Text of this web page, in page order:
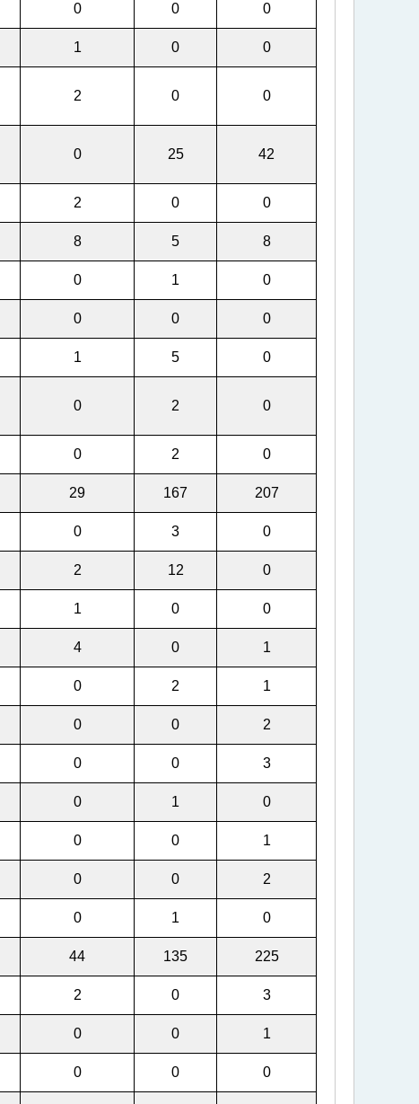
0 0 0
1 0 0
2 0 0
0 25 42
2 0 0
8 5 8
0 1 0
0 0 0
1 5 0
0 2 0
0 2 0
29 167 207
0 3 0
2 12 0
1 0 0
4 0 1
0 2 1
0 0 2
0 0 3
0 1 0
0 0 1
0 0 2
0 1 0
44 135 225
2 0 3
0 0 1
0 0 0